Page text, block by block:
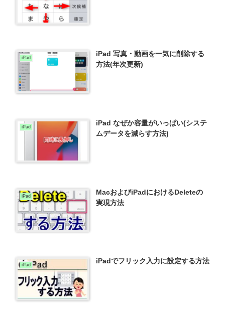
iPad
iPad 写真・動画を一気に削除する
方法(年次更新)
iPad
iPad なぜか容量がいっぱい(システ
ムデータを減らす方法)
iPad
MacおよびiPadにおけるDeleteの
実現方法
iPad iPadでフリック入力に設定する方法